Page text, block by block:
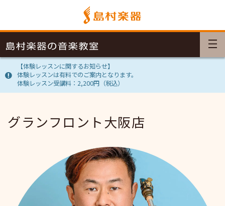
【体験レッスンに関するお知らせ】
体験レッスンは有料でのご案内となります。
体験レッスン受講料：2,200円（税込）
グランフロント大阪店